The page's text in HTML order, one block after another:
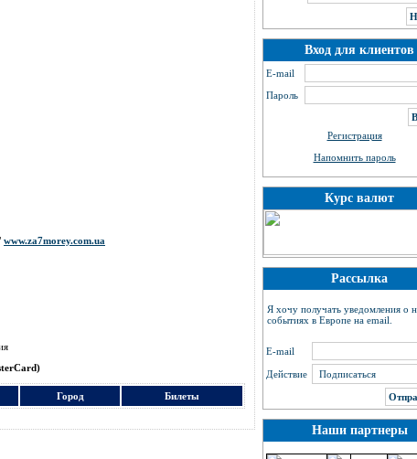
www.za7morey.com.ua
Город Билеты
Вход для клиентов
E-mail
Пароль
Регистрация
Напомнить пароль
Курс валют
Рассылка
Я хочу получать уведомления о
событиях в Европе на email.
E-mail
Действие
Наши партнеры